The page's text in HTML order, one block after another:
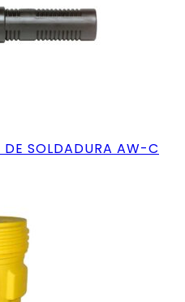
DE SOLDADURA AW-C